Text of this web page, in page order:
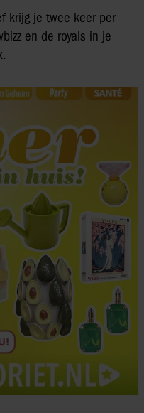
krijg je twee keer per
en de royals in je